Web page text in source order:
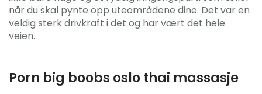
når du skal pynte opp uteområdene dine. Det var en
veldig sterk drivkraft i det og har vært det hele
veien.
Porn big boobs oslo thai massasje